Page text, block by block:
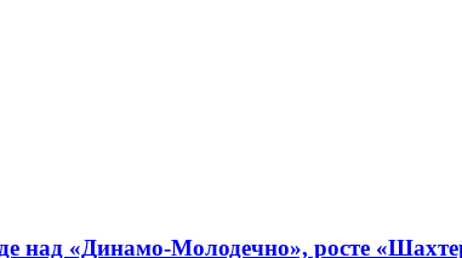
«Динамо-Молодечно», росте